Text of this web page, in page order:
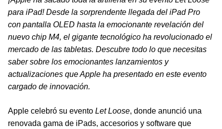
para iPad! Desde la sorprendente llegada del iPad Pro
con pantalla OLED hasta la emocionante revelación del
nuevo chip M4, el gigante tecnológico ha revolucionado el
mercado de las tabletas. Descubre todo lo que necesitas
saber sobre los emocionantes lanzamientos y
actualizaciones que Apple ha presentado en este evento
cargado de innovación.
Apple celebró su evento Let Loose, donde anunció una
renovada gama de iPads, accesorios y software que